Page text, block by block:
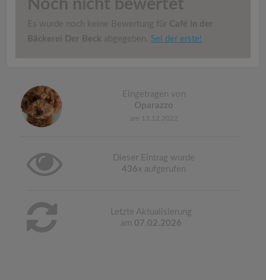
Noch nicht bewertet
Es wurde noch keine Bewertung für Café in der
Bäckerei Der Beck abgegeben. Sei der erste!
Eingetragen von
Oparazzo
am 13.12.2022
Dieser Eintrag wurde
436x aufgerufen
Letzte Aktualisierung
am 07.02.2026